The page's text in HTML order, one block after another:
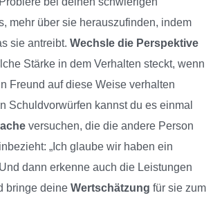
mehr über sie herauszufinden, indem
sie antreibt. Wechsle die Perspektive
Stärke in dem Verhalten steckt, wenn
Freund auf diese Weise verhalten
Schuldvorwürfen kannst du es einmal
versuchen, die die andere Person
„Ich glaube wir haben ein
dann erkenne auch die Leistungen
bringe deine Wertschätzung für sie zum